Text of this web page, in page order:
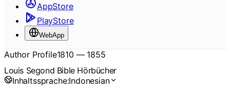
AppStore
PlayStore
WebApp
Author Profile1810 — 1855
Louis Segond Bible Hörbücher
Inhaltssprache:Indonesian